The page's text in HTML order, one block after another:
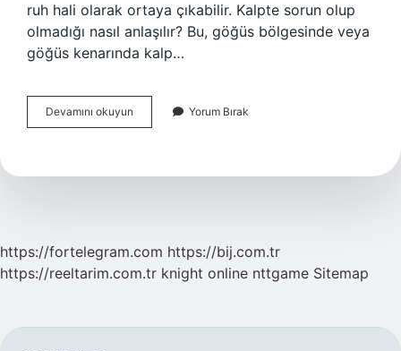
ruh hali olarak ortaya çıkabilir. Kalpte sorun olup
olmadığı nasıl anlaşılır? Bu, göğüs bölgesinde veya
göğüs kenarında kalp…
Devamını okuyun
Ağrısı
Anlarız
Yorum Bırak
https://fortelegram.com https://bij.com.tr
https://reeltarim.com.tr knight online nttgame Sitemap